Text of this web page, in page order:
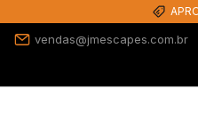
vendas@jmescapes.com.br